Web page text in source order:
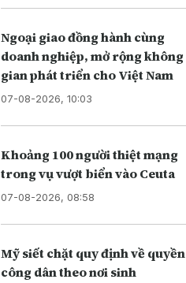
Ngoại giao đồng hành cùng
doanh nghiệp, mở rộng không
gian phát triển cho Việt Nam
07-08-2026, 10:03
Khoảng 100 người thiệt mạng
trong vụ vượt biển vào Ceuta
07-08-2026, 08:58
Mỹ siết chặt quy định về quyền
công dân theo nơi sinh